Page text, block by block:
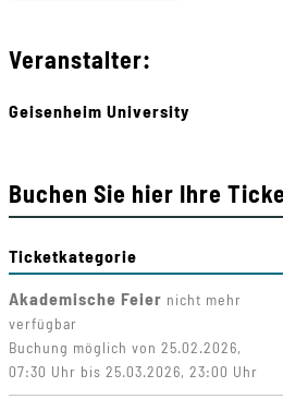
Veranstalter:
Geisenheim University
Buchen Sie hier Ihre
Ticketkategorie
Akademische Feier nicht mehr
verfügbar
Buchung möglich von 25.02.2026,
07:30 Uhr bis 25.03.2026, 23:00 Uhr